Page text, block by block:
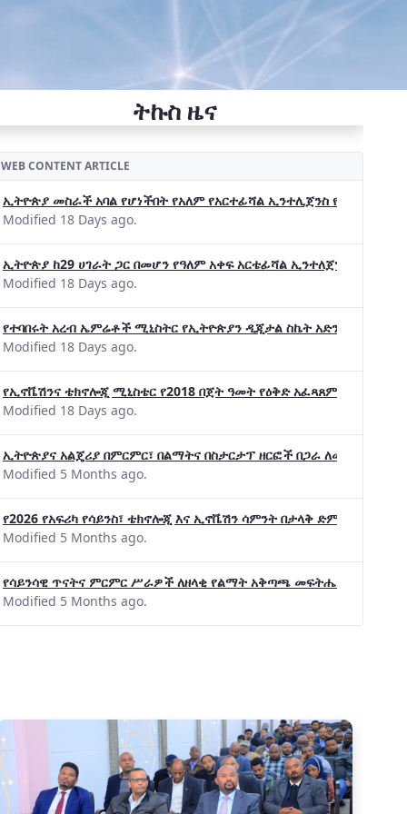
አጋሮች በአባልነት የየያዘ የኢኖቬሽን፣የዲጅታል ኢኮኖሚ እና
የኢንፎርሜሽን ቴክኖሎጂ የጋራ ግብረሃይል ተቋቋመ
ትኩስ ዜና
WEB CONTENT ARTICLE
ኢትዮጵያ መስራች አባል የሆነችበት የአለም የአርተፊሻል ኢንተሊጀንስ የትብብር
Modified 18 Days ago.
ኢትዮጵያ ከ29 ሀገራት ጋር በመሆን የዓለም አቀፍ አርቴፊሻል ኢንተለጀንስ ትብብር
Modified 18 Days ago.
የተባበሩት አረብ ኤምሬቶች ሚኒስትር የኢትዮጵያን ዲጂታል ስኬት አድንቀዋል
Modified 18 Days ago.
የኢኖቬሽንና ቴክኖሎጂ ሚኒስቴር የ2018 በጀት ዓመት የዕቅድ አፈጻጸምና የቀጣይ
Modified 18 Days ago.
ኢትዮጵያና አልጄሪያ በምርምር፣ በልማትና በስታርታፕ ዘርፎች በጋራ ለመስራት መከሩ፡፡
Modified 5 Months ago.
የ2026 የአፍሪካ የሳይንስ፣ ቴክኖሎጂ እና ኢኖቬሽን ሳምንት በታላቅ ድምቀት
Modified 5 Months ago.
የሳይንሳዊ ጥናትና ምርምር ሥራዎች ለዘላቂ የልማት አቅጣጫ መፍትሔ ጠቋሚ
Modified 5 Months ago.